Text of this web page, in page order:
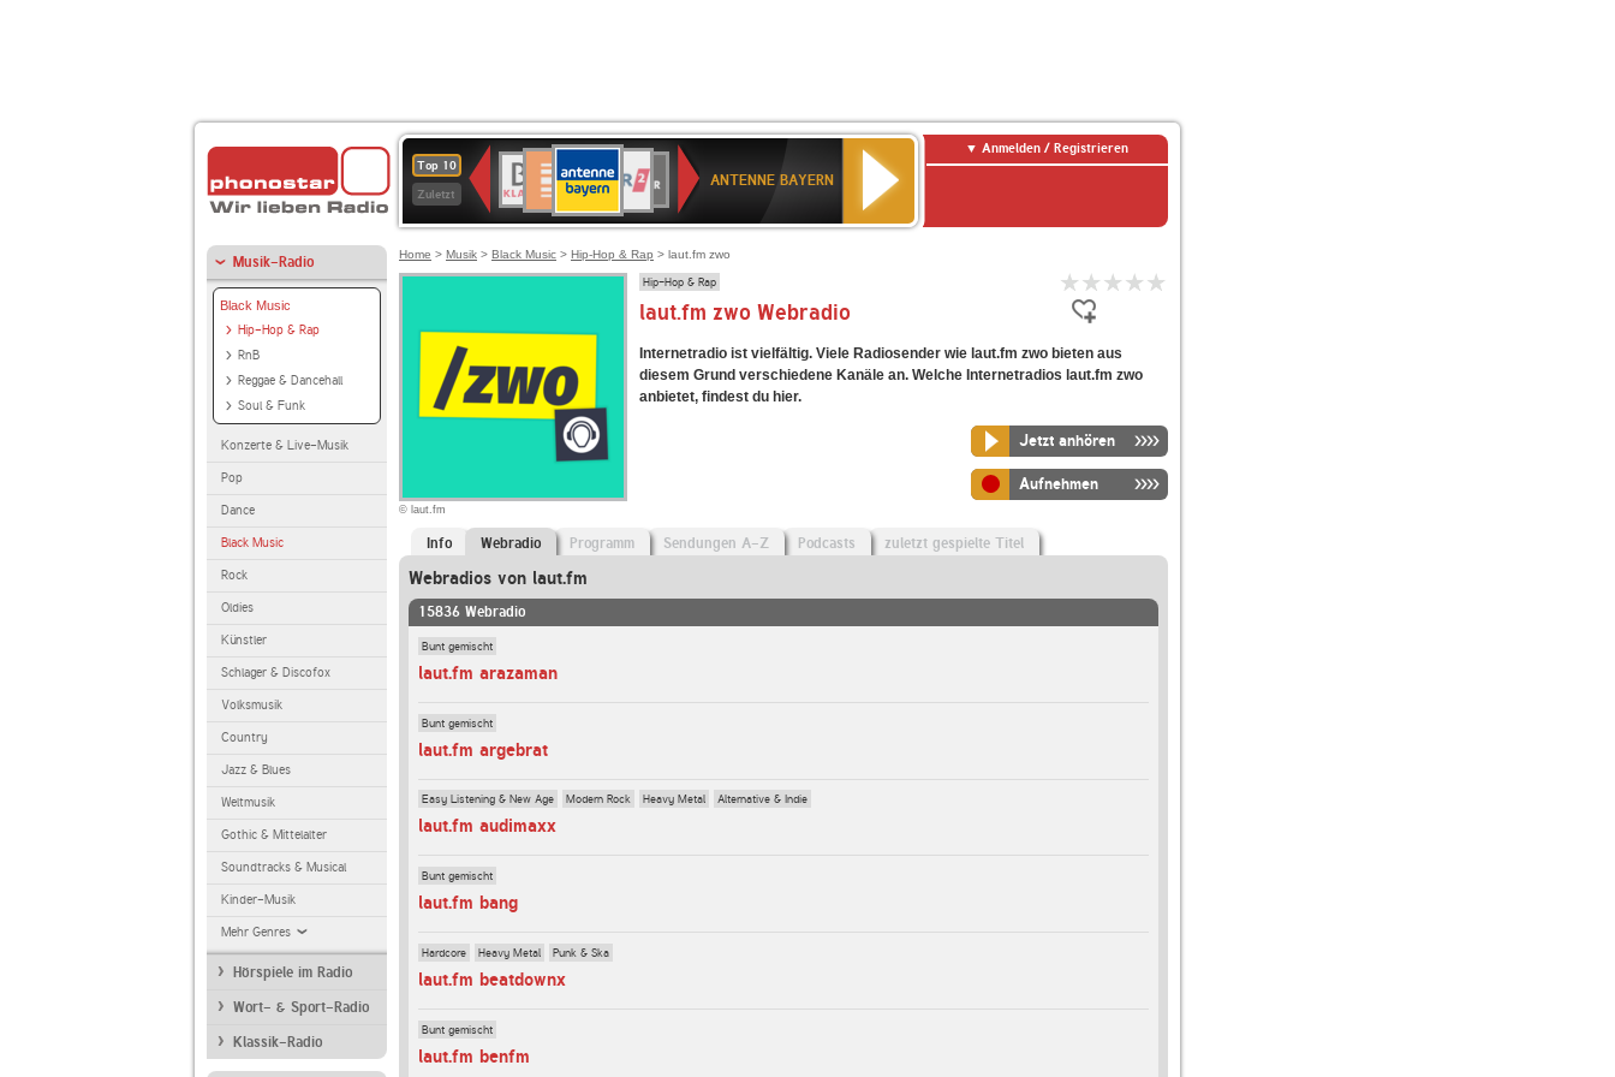
Top 10
Zuletzt
Deutschlandfunk
80er
90er
OLDIE
ANTENNE
SWR3
WDR
4
BR-
KLASSIK
Deutschlandfunk
KulturBAYERN
2
SWR
Kultur
NDR
2
ANTENNE BAYERN
Anmelden / Registrieren
Musik-Radio
Black Music
Hip-Hop & Rap
RnB
Reggae & Dancehall
Soul & Funk
Konzerte & Live-Musik
Pop
Dance
Black Music
Rock
Oldies
Künstler
Schlager & Discofox
Volksmusik
Country
Jazz & Blues
Weltmusik
Gothic & Mittelalter
Soundtracks & Musical
Kinder-Musik
Mehr Genres
Hörspiele im Radio
Wort- & Sport-Radio
Klassik-Radio
Home > Musik > Black Music > Hip-Hop & Rap > laut.fm zwo
© laut.fm
Hip-Hop & Rap
laut.fm zwo Webradio
Internetradio ist vielfältig. Viele Radiosender wie laut.fm zwo bieten aus
diesem Grund verschiedene Kanäle an. Welche Internetradios laut.fm zwo
anbietet, findest du hier.
Jetzt anhören
Aufnehmen
Info Webradio Programm Sendungen A-Z Podcasts zuletzt gespielte Titel
Webradios von laut.fm
15836 Webradio
Bunt gemischt
laut.fm arazaman
Bunt gemischt
laut.fm argebrat
Easy Listening & New Age Modern Rock Heavy Metal Alternative & Indie
laut.fm audimaxx
Bunt gemischt
laut.fm bang
Hardcore Heavy Metal Punk & Ska
laut.fm beatdownx
Bunt gemischt
laut.fm benfm